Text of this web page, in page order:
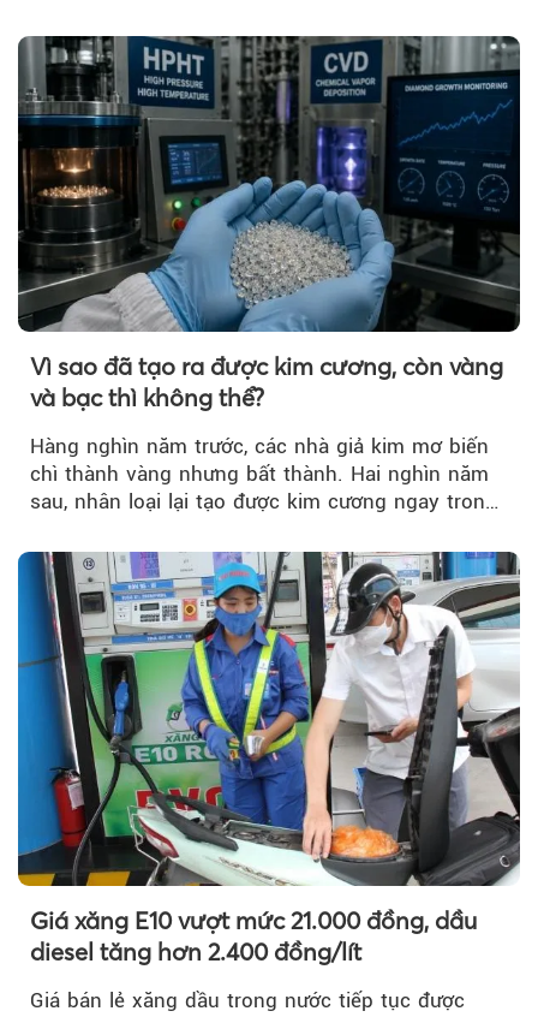
Vì sao đã tạo ra được kim cương, còn vàng
và bạc thì không thể?
Hàng nghìn năm trước, các nhà giả kim mơ biến
chì thành vàng nhưng bất thành. Hai nghìn năm
sau, nhân loại lại tạo được kim cương ngay trong
Giá xăng E10 vượt mức 21.000 đồng, dầu
diesel tăng hơn 2.400 đồng/lít
Giá bán lẻ xăng dầu trong nước tiếp tục được